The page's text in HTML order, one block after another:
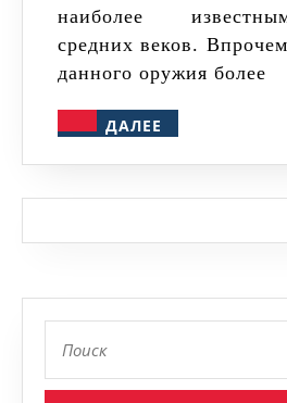
наиболее
средних веков.
данного оружия более
ДАЛЕЕ